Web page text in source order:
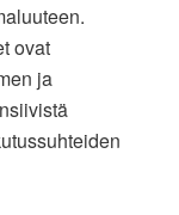
ovat
ja